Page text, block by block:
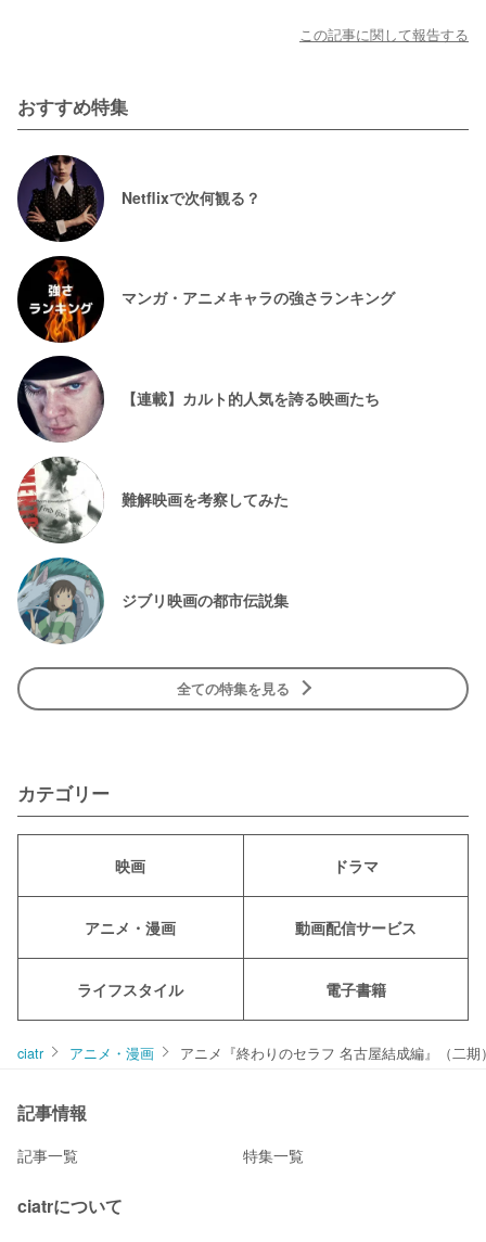
この記事に関して報告する
おすすめ特集
Netflixで次何観る？
マンガ・アニメキャラの強さランキング
【連載】カルト的人気を誇る映画たち
難解映画を考察してみた
ジブリ映画の都市伝説集
全ての特集を見る
カテゴリー
映画 ドラマ
アニメ・漫画 動画配信サービス
ライフスタイル 電子書籍
ciatr アニメ・漫画 アニメ『終わりのセラフ 名古屋結成編』（二
記事情報
記事一覧 特集一覧
ciatrについて